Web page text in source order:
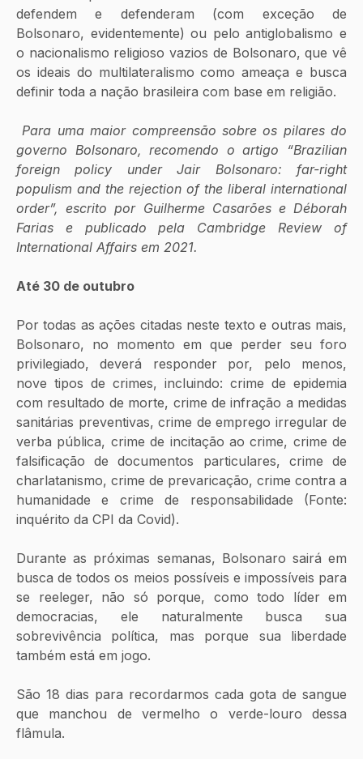
defendem e defenderam (com exceção de
Bolsonaro, evidentemente) ou pelo antiglobalismo e
o nacionalismo religioso vazios de Bolsonaro, que vê
os ideais do multilateralismo como ameaça e busca
definir toda a nação brasileira com base em religião.
Para uma maior compreensão sobre os pilares do
governo Bolsonaro, recomendo o artigo “Brazilian
foreign policy under Jair Bolsonaro: far-right
populism and the rejection of the liberal international
order”, escrito por Guilherme Casarões e Déborah
Farias e publicado pela Cambridge Review of
International Affairs em 2021.
Até 30 de outubro
Por todas as ações citadas neste texto e outras mais,
Bolsonaro, no momento em que perder seu foro
privilegiado, deverá responder por, pelo menos,
nove tipos de crimes, incluindo: crime de epidemia
com resultado de morte, crime de infração a medidas
sanitárias preventivas, crime de emprego irregular de
verba pública, crime de incitação ao crime, crime de
falsificação de documentos particulares, crime de
charlatanismo, crime de prevaricação, crime contra a
humanidade e crime de responsabilidade (Fonte:
inquérito da CPI da Covid).
Durante as próximas semanas, Bolsonaro sairá em
busca de todos os meios possíveis e impossíveis para
se reeleger, não só porque, como todo líder em
democracias, ele naturalmente busca sua
sobrevivência política, mas porque sua liberdade
também está em jogo.
São 18 dias para recordarmos cada gota de sangue
que manchou de vermelho o verde-louro dessa
flâmula.